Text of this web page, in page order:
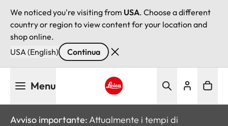
We noticed you're visiting from USA. Choose a different
country or region to view content for your location and
shop online.
USA (English)
Continua
Menu
Avviso importante: Attualmente i tempi di